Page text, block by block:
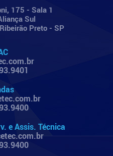
175 - Sala 1
Sul
Preto - SP
e Assis. Técnica